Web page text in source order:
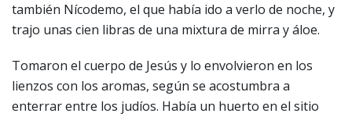
también Nícodemo, el que había ido a verlo de noche, y
trajo unas cien libras de una mixtura de mirra y áloe.
Tomaron el cuerpo de Jesús y lo envolvieron en los
lienzos con los aromas, según se acostumbra a
enterrar entre los judíos. Había un huerto en el sitio